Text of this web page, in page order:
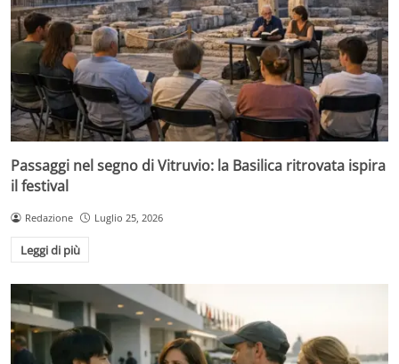
Passaggi nel segno di Vitruvio: la Basilica ritrovata ispira
il festival
Redazione Luglio 25, 2026
Leggi di più